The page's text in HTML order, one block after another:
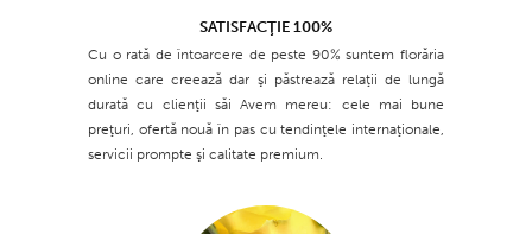
SATISFACŢIE 100%
Cu o rată de întoarcere de peste 90% suntem florăria
online care creează dar şi păstrează relaţii de lungă
durată cu clienţii săi Avem mereu: cele mai bune
preţuri, ofertă nouă în pas cu tendinţele internaţionale,
servicii prompte şi calitate premium.